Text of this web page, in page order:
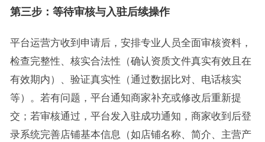
第三步：等待审核与入驻后续操作
平台运营方收到申请后，安排专业人员全面审核资料，
检查完整性、核实合法性（确认资质文件真实有效且在
有效期内）、验证真实性（通过数据比对、电话核实
等）。若有问题，平台通知商家补充或修改后重新提
交；若审核通过，平台发入驻成功通知，商家收到后登
录系统完善店铺基本信息（如店铺名称、简介、主营产